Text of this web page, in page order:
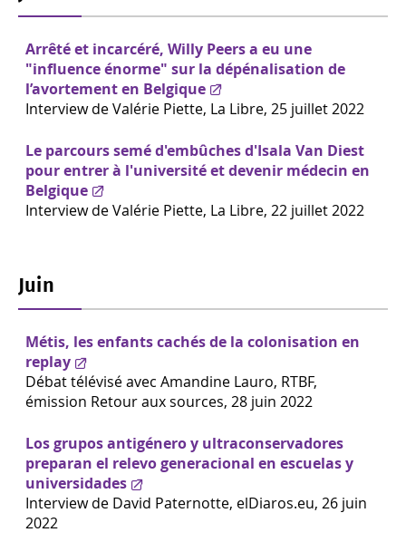
Arrêté et incarcéré, Willy Peers a eu une
"influence énorme" sur la dépénalisation de
l’avortement en Belgique
Interview de Valérie Piette, La Libre, 25 juillet 2022
Le parcours semé d'embûches d'Isala Van Diest
pour entrer à l'université et devenir médecin en
Belgique
Interview de Valérie Piette, La Libre, 22 juillet 2022
Juin
Métis, les enfants cachés de la colonisation en
replay
Débat télévisé avec Amandine Lauro, RTBF,
émission Retour aux sources, 28 juin 2022
Los grupos antigénero y ultraconservadores
preparan el relevo generacional en escuelas y
universidades
Interview de David Paternotte, elDiaros.eu, 26 juin
2022